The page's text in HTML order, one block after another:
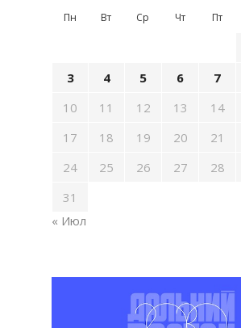
Пн Вт Ср Чт Пт
3
4 5 6 7
10
11 12 13 14
17
18 19 20 21
24
25 26 27 28
31
« Июл